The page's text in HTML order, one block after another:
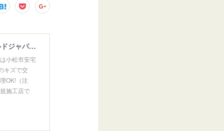
ウインドガラスリペア専門店 ガラスリペア・ヨシダ グラスウェルドジャパン 正規施工店 小松市
小松市安宅
キズで交
OK!（注
施工店で